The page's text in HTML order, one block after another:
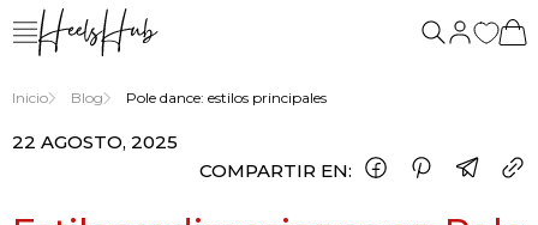
nosotros
Inicio Blog Pole dance: estilos principales
22 AGOSTO, 2025
COMPARTIR EN: